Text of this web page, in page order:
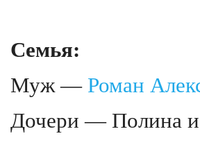
Семья:
Муж — Роман
Дочери — Полина